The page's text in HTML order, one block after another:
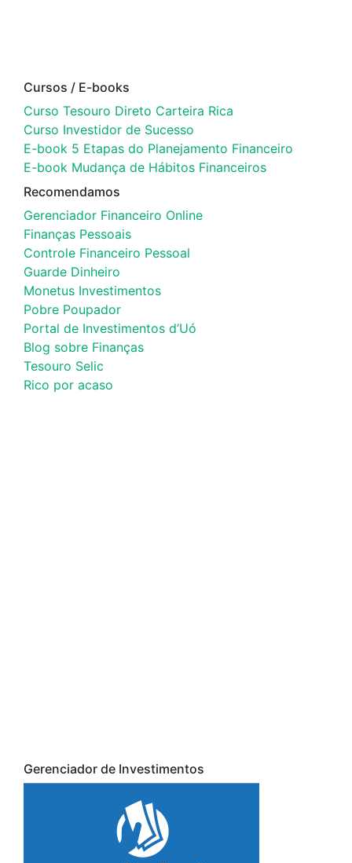
Cursos / E-books
Curso Tesouro Direto Carteira Rica
Curso Investidor de Sucesso
E-book 5 Etapas do Planejamento Financeiro
E-book Mudança de Hábitos Financeiros
Recomendamos
Gerenciador Financeiro Online
Finanças Pessoais
Controle Financeiro Pessoal
Guarde Dinheiro
Monetus Investimentos
Pobre Poupador
Portal de Investimentos d’Uó
Blog sobre Finanças
Tesouro Selic
Rico por acaso
Gerenciador de Investimentos